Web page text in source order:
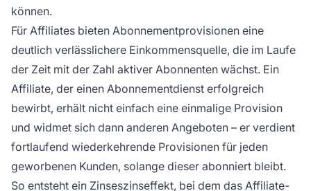
können.
Für Affiliates bieten Abonnementprovisionen eine
deutlich verlässlichere Einkommensquelle, die im Laufe
der Zeit mit der Zahl aktiver Abonnenten wächst. Ein
Affiliate, der einen Abonnementdienst erfolgreich
bewirbt, erhält nicht einfach eine einmalige Provision
und widmet sich dann anderen Angeboten – er verdient
fortlaufend wiederkehrende Provisionen für jeden
geworbenen Kunden, solange dieser abonniert bleibt.
So entsteht ein Zinseszinseffekt, bei dem das Affiliate-